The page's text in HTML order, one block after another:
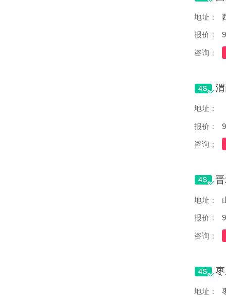
地址：
报价：
咨询：
地址：
报价：
咨询：
地址：
报价：
咨询：
地址：